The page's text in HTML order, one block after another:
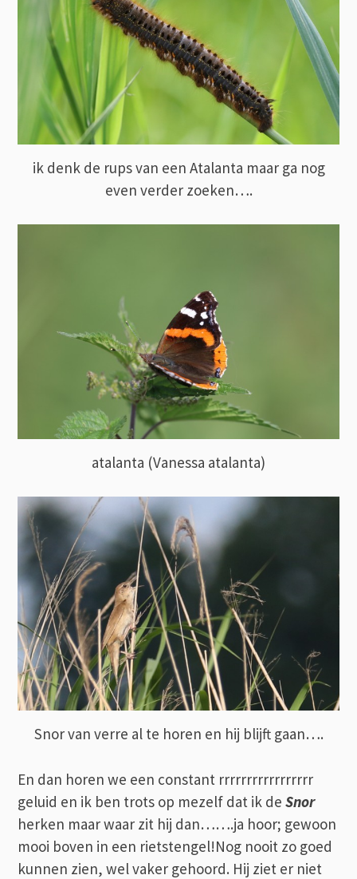
ik denk de rups van een Atalanta maar ga nog
even verder zoeken….
atalanta (Vanessa atalanta)
Snor van verre al te horen en hij blijft gaan….
En dan horen we een constant rrrrrrrrrrrrrrrrr
geluid en ik ben trots op mezelf dat ik deSnor
herken maar waar zit hij dan…….ja hoor; gewoon
mooi boven in een rietstengel!Nog nooit zo goed
kunnen zien, wel vaker gehoord. Hij ziet er niet